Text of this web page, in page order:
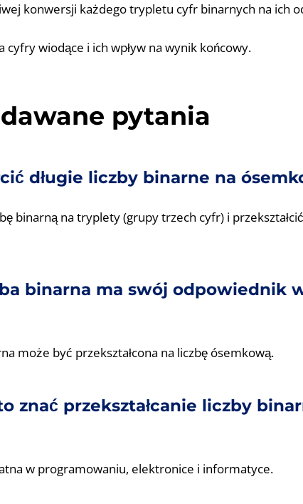
konwersji każdego trypletu cyfr binarnych na ich
cyfry wiodące i ich wpływ na wynik końcowy.
pytania
długie liczby binarne na
binarną na tryplety (grupy trzech cyfr) i
binarna ma swój odpowiednik
może być przekształcona na liczbę ósemkową.
znać przekształcanie liczby
w programowaniu, elektronice i informatyce.